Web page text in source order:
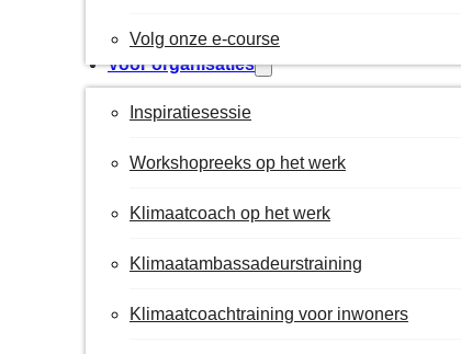
Volg onze e-course
Voor organisaties
Inspiratiesessie
Workshopreeks op het werk
Klimaatcoach op het werk
Klimaatambassadeurstraining
Klimaatcoachtraining voor inwoners